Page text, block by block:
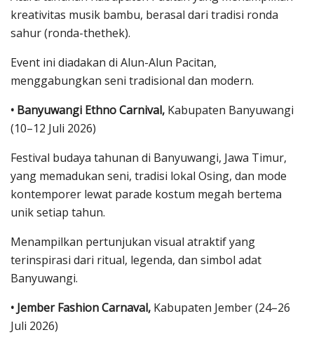
kreativitas musik bambu, berasal dari tradisi ronda
sahur (ronda-thethek).
Event ini diadakan di Alun-Alun Pacitan,
menggabungkan seni tradisional dan modern.
• Banyuwangi Ethno Carnival, Kabupaten Banyuwangi
(10–12 Juli 2026)
Festival budaya tahunan di Banyuwangi, Jawa Timur,
yang memadukan seni, tradisi lokal Osing, dan mode
kontemporer lewat parade kostum megah bertema
unik setiap tahun.
Menampilkan pertunjukan visual atraktif yang
terinspirasi dari ritual, legenda, dan simbol adat
Banyuwangi.
• Jember Fashion Carnaval, Kabupaten Jember (24–26
Juli 2026)